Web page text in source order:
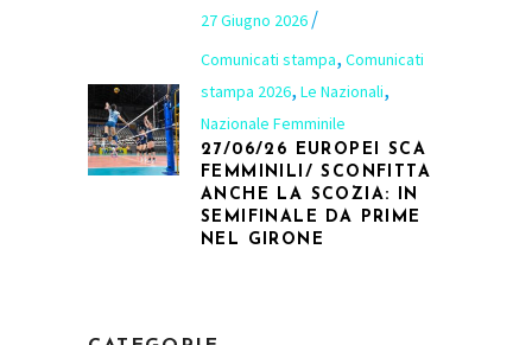
27 Giugno 2026
Comunicati stampa, Comunicati
stampa 2026, Le Nazionali,
Nazionale Femminile
27/06/26 EUROPEI SCA
FEMMINILI/ SCONFITTA
ANCHE LA SCOZIA: IN
SEMIFINALE DA PRIME
NEL GIRONE